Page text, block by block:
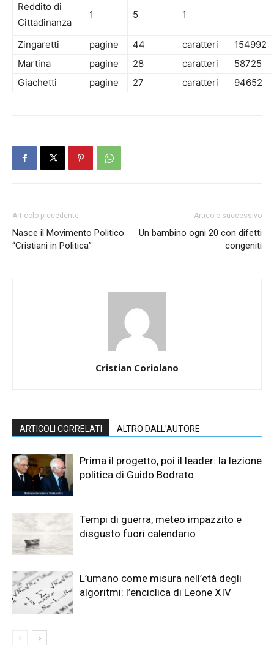
Reddito di
Cittadinanza
1 5 1
Zingaretti pagine 44 caratteri
154992
Martina
pagine 28 caratteri
58725
Giachetti
pagine 27 caratteri 94652
Articolo precedente
Nasce il Movimento Politico
“Cristiani in Politica”
Articolo successivo
Un bambino ogni 20 con difetti
congeniti
Cristian Coriolano
ARTICOLI CORRELATI ALTRO DALL'AUTORE
Prima il progetto, poi il leader: la lezione
politica di Guido Bodrato
Tempi di guerra, meteo impazzito e
disgusto fuori calendario
L’umano come misura nell’età degli
algoritmi: l’enciclica di Leone XIV